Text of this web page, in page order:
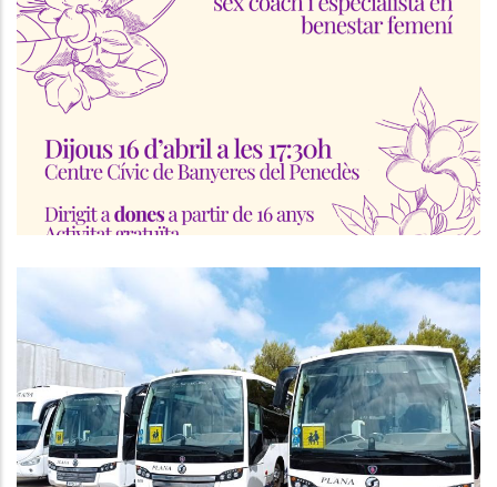
Taller D’autoconeixement Sexual
Al Baix Penedès
Presentació De Sol·licituds
Transport Escolar Infantil,
Primària, ESO I Estudis Post-
Obligatoris